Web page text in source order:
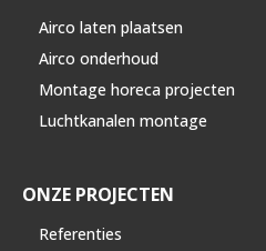
Airco laten plaatsen
Airco onderhoud
Montage horeca projecten
Luchtkanalen montage
ONZE PROJECTEN
Referenties